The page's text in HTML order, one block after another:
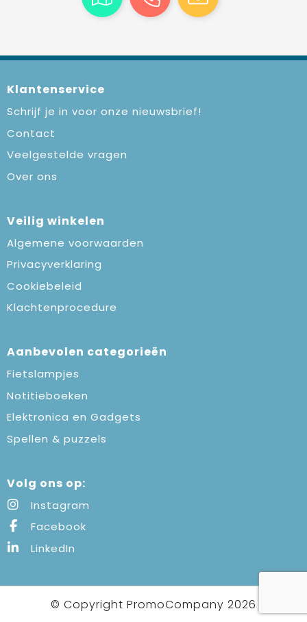
Klantenservice
Schrijf je in voor onze nieuwsbrief!
Contact
Veelgestelde vragen
Over ons
Veilig winkelen
Algemene voorwaarden
Privacyverklaring
Cookiebeleid
Klachtenprocedure
Aanbevolen categorieën
Fietslampjes
Notitieboeken
Elektronica en Gadgets
Spellen & puzzels
Volg ons op:
Instagram
Facebook
LinkedIn
© Copyright PromoCompany 2026